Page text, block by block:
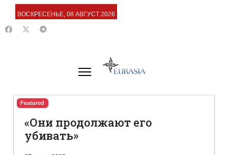
ВОСКРЕСЕНЬЕ, 08 АВГУСТ 2026
Featured
«Они продолжают его
убивать»